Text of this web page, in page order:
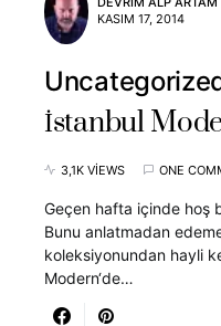
KASIM 17, 2014
İstanbul
3,1K VIEWS ONE
Geçen hafta içinde hoş
Bunu anlatmadan
koleksiyonundan hayli
Modern‘de…